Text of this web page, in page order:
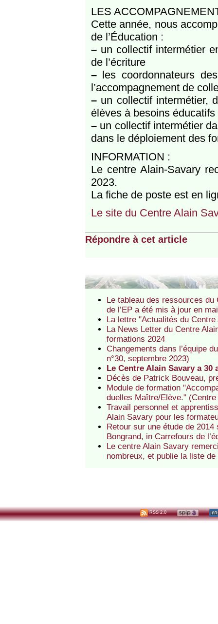
LES
Cette année, nous
de l’Éducation :
–un collectif intermétier
de l’écriture
–les coordonnateurs
l’accompagnement de
–un collectif intermétier,
élèves à besoins
–un collectif intermétier
dans le déploiement des
INFORMATION :
Le centre Alain-Savary
2023.
La fiche de poste est en
Le site du Centre Alain
Répondre à cet article
Le tableau des ressources
de l’EP a été mis à jour en
La lettre "Actualités du
La News Letter du Centre
formations 2024
Changements dans l’équipe
n°30, septembre 2023)
Le Centre Alain Savary a
Décès de Patrick Bouveau,
Module de formation
duelles Maître/Elève."
Travail personnel et
Alain Savary pour les
Retour sur une étude de
Bongrand, in Carrefours de
Le centre Alain Savary
nombreux, et publie la liste
RSS 2.0